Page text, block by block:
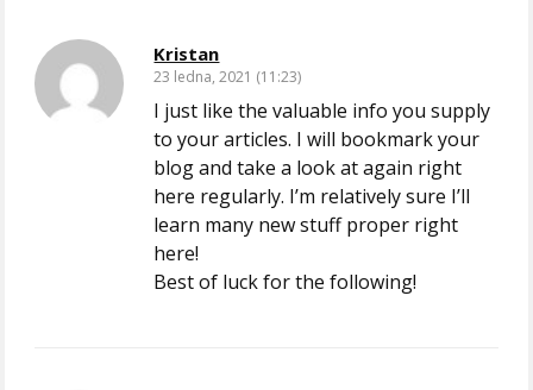
Kristan
23 ledna, 2021 (11:23)
I just like the valuable info you supply
to your articles. I will bookmark your
blog and take a look at again right
here regularly. I’m relatively sure I’ll
learn many new stuff proper right
here!
Best of luck for the following!